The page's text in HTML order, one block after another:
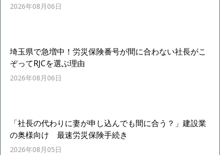
2026年08月06日
埼玉県で急増中！労災保険番号が間に合わない社長がこ
ぞってRJCを選ぶ理由
2026年08月06日
「社長の代わりに妻が申し込んでも間に合う？」建設業
の奥様向け 最速労災保険手続き
2026年08月05日